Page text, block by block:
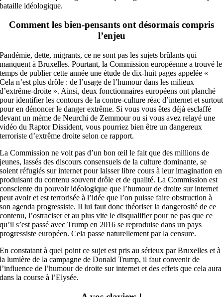
bataille idéologique.
Comment les bien-pensants ont désormais compris
l’enjeu
Pandémie, dette, migrants, ce ne sont pas les sujets brûlants qui
manquent à Bruxelles. Pourtant, la Commission européenne a trouvé le
temps de publier cette année une étude de dix-huit pages appelée «
Cela n’est plus drôle : de l’usage de l’humour dans les milieux
d’extrême-droite ». Ainsi, deux fonctionnaires européens ont planché
pour identifier les contours de la contre-culture réac d’internet et surtout
pour en dénoncer le danger extrême. Si vous vous êtes déjà esclaffé
devant un mème de Neurchi de Zemmour ou si vous avez relayé une
vidéo du Raptor Dissident, vous pourriez bien être un dangereux
terroriste d’extrême droite selon ce rapport.
La Commission ne voit pas d’un bon œil le fait que des millions de
jeunes, lassés des discours consensuels de la culture dominante, se
soient réfugiés sur internet pour laisser libre cours à leur imagination en
produisant du contenu souvent drôle et de qualité. La Commission est
consciente du pouvoir idéologique que l’humour de droite sur internet
peut avoir et est terrorisée à l’idée que l’on puisse faire obstruction à
son agenda progressiste. Il lui faut donc théoriser la dangerosité de ce
contenu, l’ostraciser et au plus vite le disqualifier pour ne pas que ce
qu’il s’est passé avec Trump en 2016 se reproduise dans un pays
progressiste européen. Cela passe naturellement par la censure.
En constatant à quel point ce sujet est pris au sérieux par Bruxelles et à
la lumière de la campagne de Donald Trump, il faut convenir de
l’influence de l’humour de droite sur internet et des effets que cela aura
dans la course à l’Elysée.